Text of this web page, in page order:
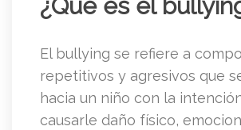
¿Qué es el
El bullying se refiere a
repetitivos y agresivos que
hacia un niño con la
causarle daño físico,